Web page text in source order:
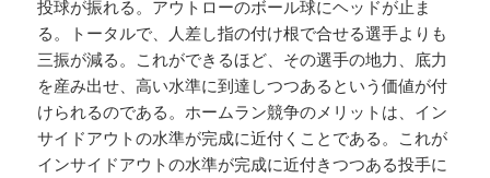
投球が振れる。アウトローのボール球にヘッドが止ま
る。トータルで、人差し指の付け根で合せる選手よりも
三振が減る。これができるほど、その選手の地力、底力
を産み出せ、高い水準に到達しつつあるという価値が付
けられるのである。ホームラン競争のメリットは、イン
サイドアウトの水準が完成に近付くことである。これが
インサイドアウトの水準が完成に近付きつつある投手に